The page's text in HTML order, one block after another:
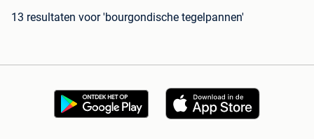
13 resultaten voor 'bourgondische tegelpannen'